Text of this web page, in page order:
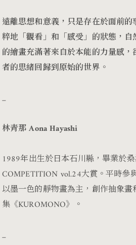
遠離思想和意義，只是存在於面前
粹地「觀看」和「感受」的狀態，
的繪畫充滿著來自於本能的力量感
者的思緒回歸到原始的世界。
_
林青那 Aona Hayashi
1989年出生於日本石川縣，畢業於
COMPETITION vol.24大賞。平時參
以墨一色的靜物畫為主，創作抽象
集《KUROMONO》。
_